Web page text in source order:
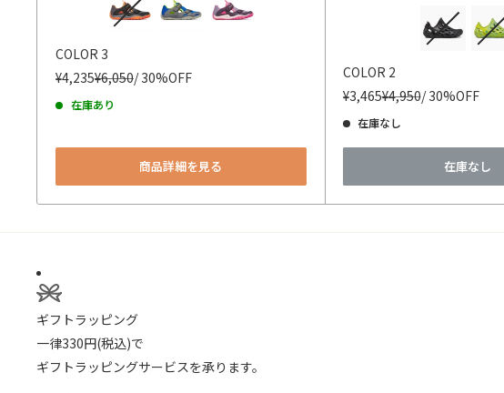
COLOR 3
¥4,235¥6,050/ 30%OFF
在庫あり
商品詳細を見る
COLOR 2
¥3,465¥4,950/ 30%OFF
在庫なし
在庫なし
ギフトラッピング
一律330円(税込)で
ギフトラッピングサービスを承ります。